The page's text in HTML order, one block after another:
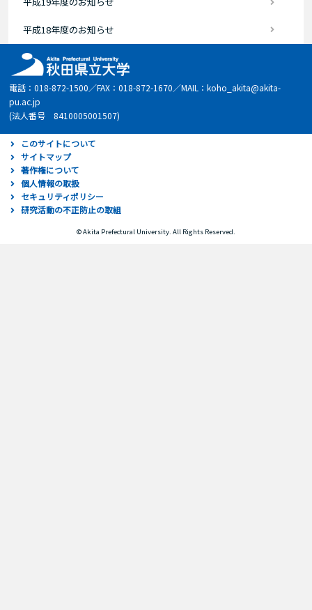
平成18年度のお知らせ
電話：018-872-1500／FAX：018-872-1670／MAIL：koho_akita@akita-
pu.ac.jp
(法人番号 8410005001507)
このサイトについて
サイトマップ
著作権について
個人情報の取扱
セキュリティポリシー
研究活動の不正防止の取組
© Akita Prefectural University. All Rights Reserved.